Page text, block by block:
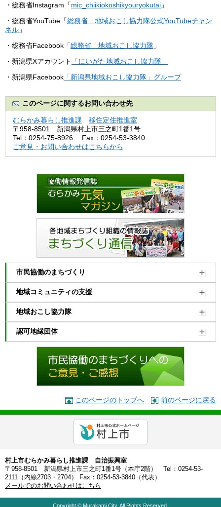
・総務省Instagram「mic_chiikiokoshikyouryokutai 」
・総務省YouTube「総務省 地域おこし協力隊公式YouTubeチャン
ネル 」
・総務省Facebook「総務省 地域おこし協力隊 」
​・新潟県Xアカウント
「にいがた地域おこし協力隊」
・新潟県Facebook 「新潟県地域おこし協力隊」グループ
このページに関するお問い合わせ先
むらかみ暮らし推進課
移住定住推進室
〒958-8501
新潟県村上市三之町1番1号
Tel：0254-75‐8926
Fax：0254-53-3840
ご意見・お問い合わせはこちらから
市民協働のまちづくり
地域コミュニティの支援
地域おこし協力隊
認可地縁団体
このページのトップへ 前のページに戻る
村上市むらかみ暮らし推進課 自治振興室
〒958-8501 新潟県村上市三之町1番1号（本庁2階） Tel：0254-53-
2111（内線2703・2704） Fax：0254-53-3840（代表）
メールでのお問い合わせはこちら
Copyright © Murakami City. All Rights Reserved.